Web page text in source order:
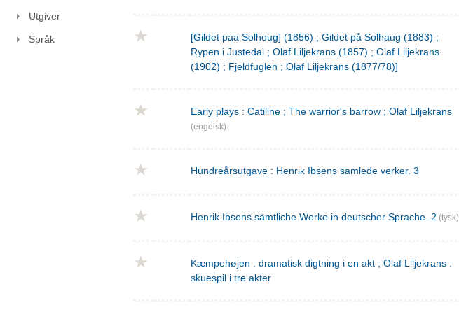
Utgiver
Språk
[Gildet paa Solhoug] (1856) ; Gildet på Solhaug (1883) ;
Rypen i Justedal ; Olaf Liljekrans (1857) ; Olaf Liljekrans
(1902) ; Fjeldfuglen ; Olaf Liljekrans (1877/78)]
Early plays : Catiline ; The warrior's barrow ; Olaf Liljekrans
(engelsk)
Hundreårsutgave : Henrik Ibsens samlede verker. 3
Henrik Ibsens sämtliche Werke in deutscher Sprache. 2 (tysk)
Kæmpehøjen : dramatisk digtning i en akt ; Olaf Liljekrans :
skuespil i tre akter